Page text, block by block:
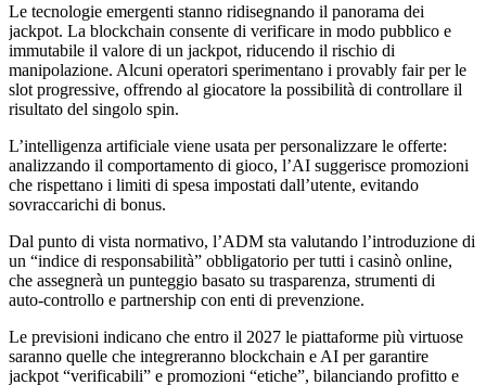
Le tecnologie emergenti stanno ridisegnando il panorama dei
jackpot. La blockchain consente di verificare in modo pubblico e
immutabile il valore di un jackpot, riducendo il rischio di
manipolazione. Alcuni operatori sperimentano i provably fair per le
slot progressive, offrendo al giocatore la possibilità di controllare il
risultato del singolo spin.
L’intelligenza artificiale viene usata per personalizzare le offerte:
analizzando il comportamento di gioco, l’AI suggerisce promozioni
che rispettano i limiti di spesa impostati dall’utente, evitando
sovraccarichi di bonus.
Dal punto di vista normativo, l’ADM sta valutando l’introduzione di
un “indice di responsabilità” obbligatorio per tutti i casinò online,
che assegnerà un punteggio basato su trasparenza, strumenti di
auto‑controllo e partnership con enti di prevenzione.
Le previsioni indicano che entro il 2027 le piattaforme più virtuose
saranno quelle che integreranno blockchain e AI per garantire
jackpot “verificabili” e promozioni “etiche”, bilanciando profitto e